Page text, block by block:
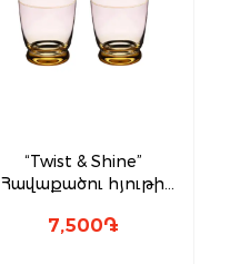
“Twist & Shine”
Հավաքածու հյութի
7,500֏